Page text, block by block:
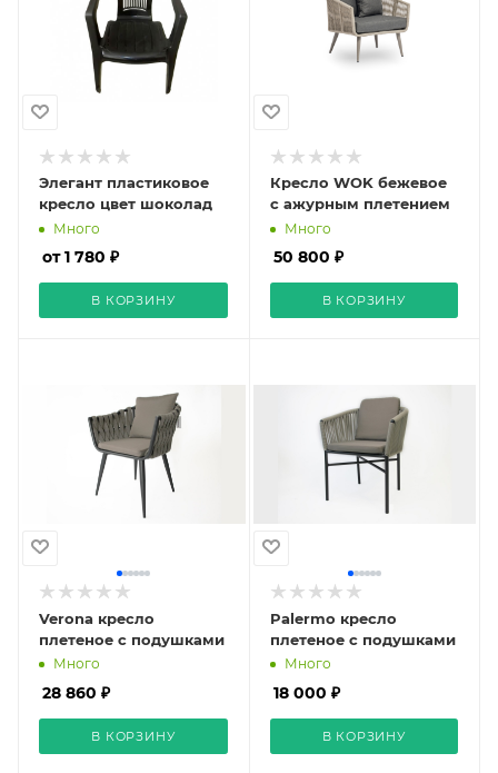
Элегант пластиковое
кресло цвет шоколад
Много
от 1 780 ₽
В КОРЗИНУ
Кресло WOK бежевое
с ажурным плетением
Много
50 800 ₽
В КОРЗИНУ
Verona кресло
плетеное с подушками
Много
28 860 ₽
В КОРЗИНУ
Palermo кресло
плетеное с подушками
Много
18 000 ₽
В КОРЗИНУ